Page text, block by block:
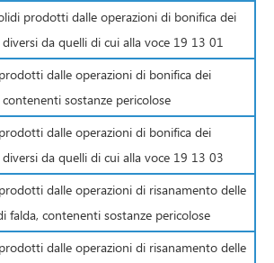
prodotti dalle operazioni di bonifica dei
da quelli di cui alla voce 19 13 01
dalle operazioni di bonifica dei
sostanze pericolose
dalle operazioni di bonifica dei
da quelli di cui alla voce 19 13 03
dalle operazioni di risanamento delle
falda, contenenti sostanze pericolose
dalle operazioni di risanamento delle